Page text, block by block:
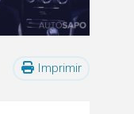
Imprimir